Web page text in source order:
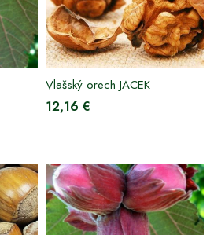
Vlašský orech JACEK
12,16 €